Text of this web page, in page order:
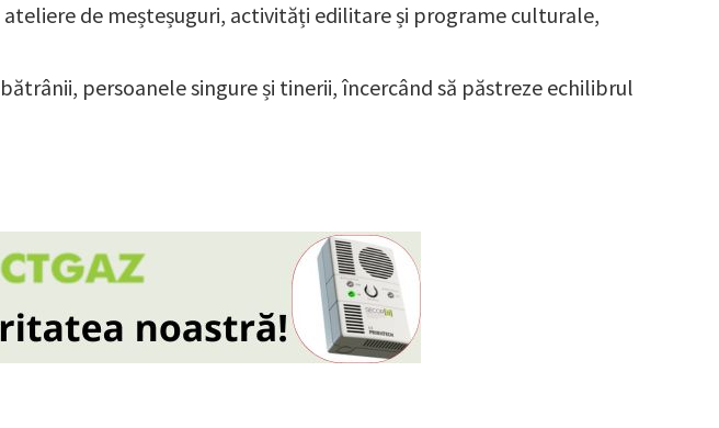
de meșteșuguri, activități edilitare și programe culturale,
persoanele singure și tinerii, încercând să păstreze echilibrul